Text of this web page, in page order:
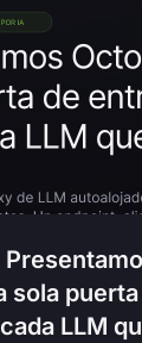
sola
LLM